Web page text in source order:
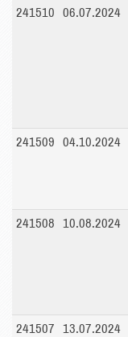
241510 06.07.2024
241509 04.10.2024
241508 10.08.2024
241507 13.07.2024